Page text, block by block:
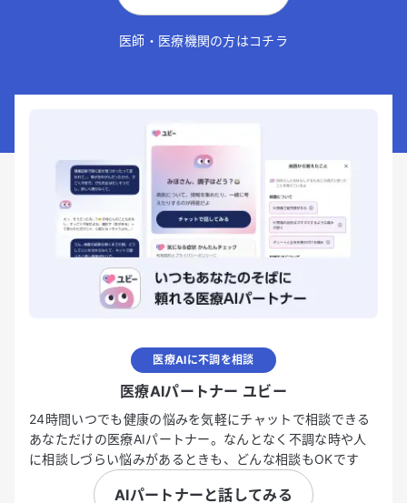
医師・医療機関の方はコチラ
医療AIに不調を相談
医療AIパートナー ユビー
24時間いつでも健康の悩みを気軽にチャットで相談できる
あなただけの医療AIパートナー。なんとなく不調な時や人
に相談しづらい悩みがあるときも、どんな相談もOKです
AIパートナーと話してみる